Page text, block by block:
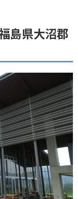
島県大沼郡